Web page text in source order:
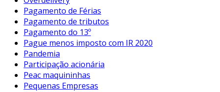
Pagamento de Férias
Pagamento de tributos
Pagamento do 13º
Pague menos imposto com IR 2020
Pandemia
Participação acionária
Peac maquininhas
Pequenas Empresas